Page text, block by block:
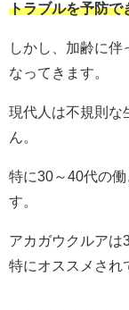
トラブルを予防で
しかし、加齢に伴
なってきます。
現代人は不規則な
ん。
特に30～40代の
す。
アカガウクルアは
特にオススメされ